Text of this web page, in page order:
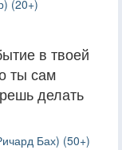
(20+)
в твоей
ты сам
делать
Бах) (50+)